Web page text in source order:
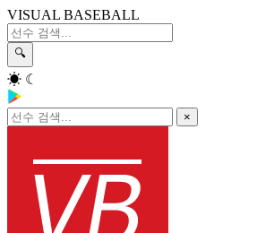
VISUAL BASEBALL
🔍
☀ ☾
×